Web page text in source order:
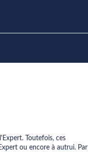
Toutefois, ces
ou encore à autrui. Par